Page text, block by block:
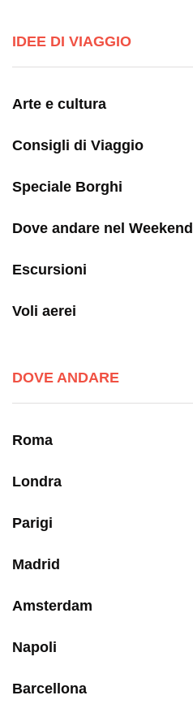
IDEE DI VIAGGIO
Arte e cultura
Consigli di Viaggio
Speciale Borghi
Dove andare nel Weekend
Escursioni
Voli aerei
DOVE ANDARE
Roma
Londra
Parigi
Madrid
Amsterdam
Napoli
Barcellona